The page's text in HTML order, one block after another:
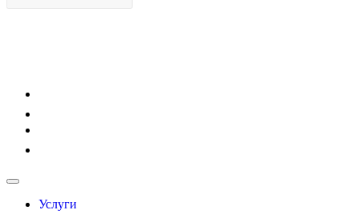
Услуги